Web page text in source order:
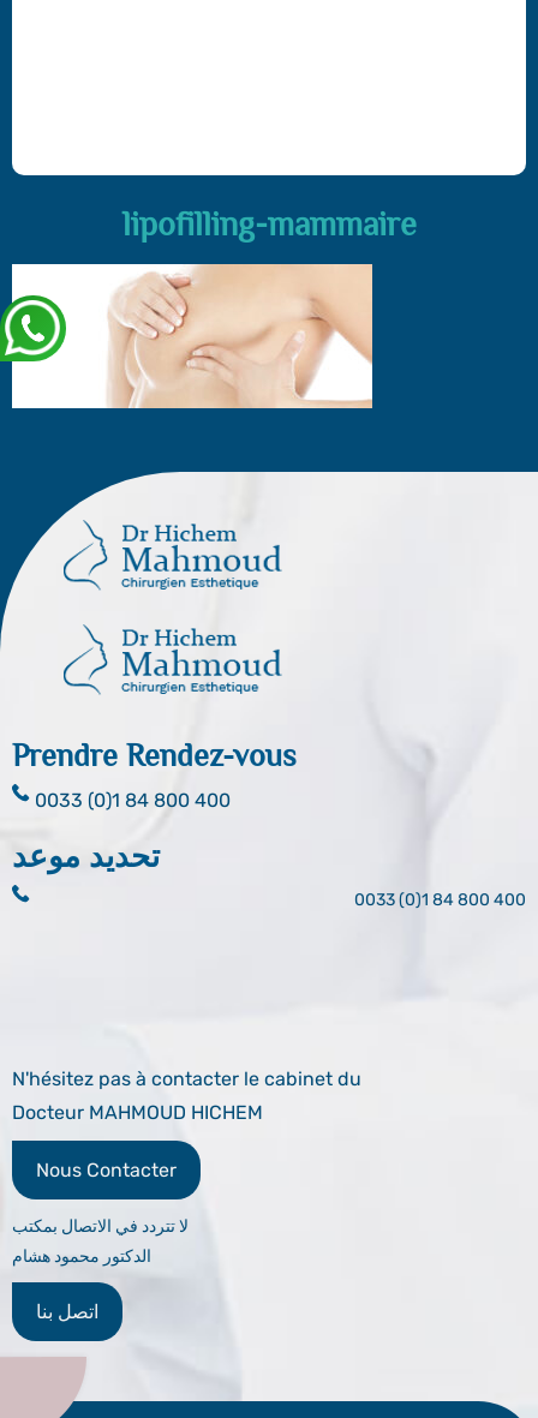
lipofilling-mammaire
Prendre Rendez-vous
0033 (0)1 84 800 400
تحديد موعد
0033 (0)1 84 800 400
N'hésitez pas à contacter le cabinet du
Docteur MAHMOUD HICHEM
Nous Contacter
لا تتردد في الاتصال بمكتب
الدكتور محمود هشام
اتصل بنا